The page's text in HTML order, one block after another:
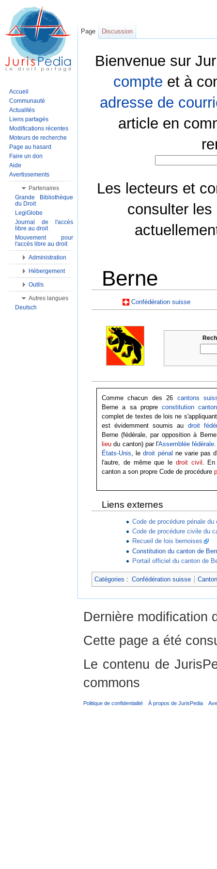
Bienvenue sur
compte et à
adresse de
article en
Les lecteurs et
consulter les
Berne
Confédération suisse
Comme chacun des 26 cantons
Berne a sa propre constitution
complet de textes de lois ne
est évidemment soumis au droit
Berne (fédérale, par opposition à
lieu du canton) par l'Assemblée fédérale
États-Unis , ledroit pénal ne varie pas
l'autre, de même que le droit civil .
canton a son propre Code de procédure
Liens externes
Code de procédure pénale
Code de procédure civile du
Recueil de lois bernoises
Constitution du canton de
Portail officiel du canton de
Catégories : Confédération suisse
Page Discussion
Accueil
Communauté
Actualités
Liens partagés
Modifications récentes
Moteurs de recherche
Page au hasard
Faire un don
Aide
Avertissements
Partenaires
Grande Bibliothèque
du Droit
LegiGlobe
Journal de l'accès
libre au droit
Mouvement pour
l'accès libre au droit
Administration
Hébergement
Outils
Autres langues
Deutsch
Dernière modification
Cette page a été
Le contenu de
commons
Politique de confidentialité À propos de JurisPedia